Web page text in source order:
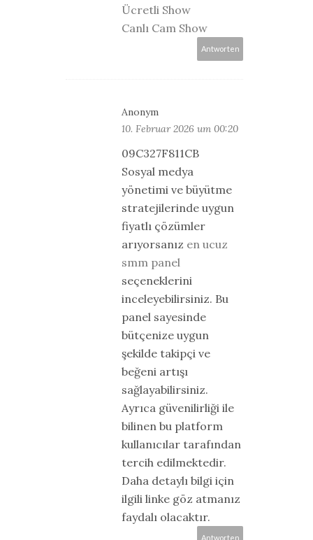
Ücretli Show
Canlı Cam Show
Antworten
Anonym
10. Februar 2026 um 00:20
09C327F811CB
Sosyal medya
yönetimi ve büyütme
stratejilerinde uygun
fiyatlı çözümler
arıyorsanız en ucuz
smm panel
seçeneklerini
inceleyebilirsiniz. Bu
panel sayesinde
bütçenize uygun
şekilde takipçi ve
beğeni artışı
sağlayabilirsiniz.
Ayrıca güvenilirliği ile
bilinen bu platform
kullanıcılar tarafından
tercih edilmektedir.
Daha detaylı bilgi için
ilgili linke göz atmanız
faydalı olacaktır.
Antworten